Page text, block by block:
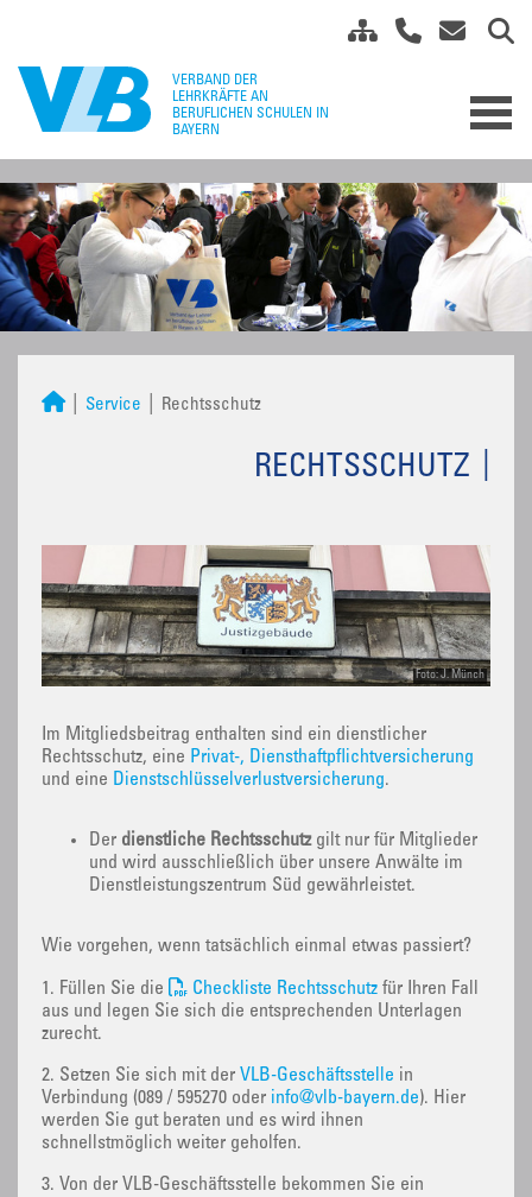
Service Rechtsschutz
RECHTSSCHUTZ
Foto: J. Münch
Im Mitgliedsbeitrag enthalten sind ein dienstlicher
Rechtsschutz, eine Privat-, Diensthaftpflichtversicherung
und eine Dienstschlüsselverlustversicherung.
Der dienstliche Rechtsschutzgilt nur für Mitglieder
und wird ausschließlich über unsere Anwälte im
Dienstleistungszentrum Süd gewährleistet.
Wie vorgehen, wenn tatsächlich einmal etwas passiert?
1. Füllen Sie die Checkliste Rechtsschutz für Ihren Fall
aus und legen Sie sich die entsprechenden Unterlagen
zurecht.
2. Setzen Sie sich mit der VLB-Geschäftsstelle in
Verbindung (089 / 595270 oder info@vlb-bayern.de). Hier
werden Sie gut beraten und es wird ihnen
schnellstmöglich weiter geholfen.
3. Von der VLB-Geschäftsstelle bekommen Sie ein